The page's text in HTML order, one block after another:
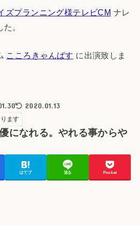
ズプランニング様テレビCM ナレ
。
こころきゃんばす に出演致しま
2020.01.13
ます
になれる。やれる事からや
はてブ 送る Pocket